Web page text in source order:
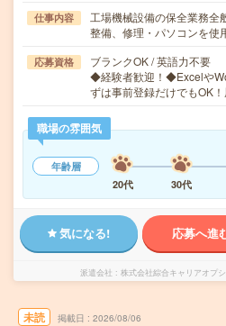
仕事内容
工場機械設備の保全業務全
整備、修理・パソコンを
応募資格
ブランクOK / 英語力不要
◆経験者歓迎！◆Excelや
ずは事前登録だけでもOK
職場の雰囲気
年齢層
20代
30代
気になる! 応募へ進
派遣会社 株式会社綜合キャリアオプ
未読 掲載日 2026/08/06